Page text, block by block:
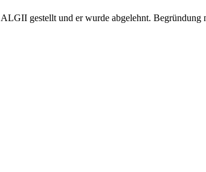
gestellt und er wurde abgelehnt. Begründung